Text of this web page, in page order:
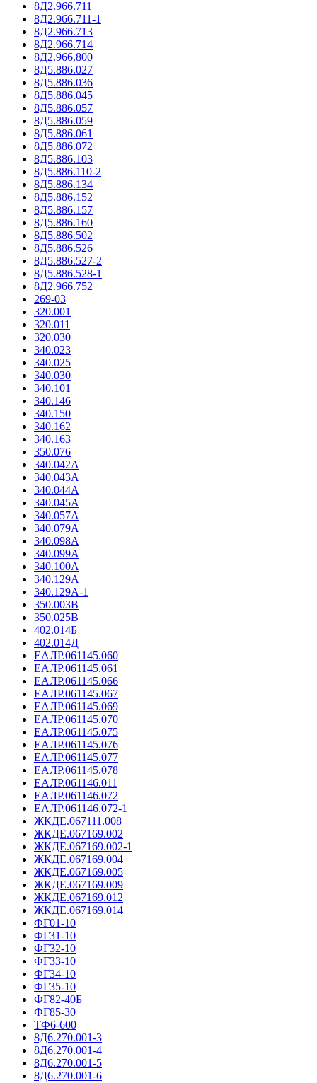
8Д2.966.711
8Д2.966.711-1
8Д2.966.713
8Д2.966.714
8Д2.966.800
8Д5.886.027
8Д5.886.036
8Д5.886.045
8Д5.886.057
8Д5.886.059
8Д5.886.061
8Д5.886.072
8Д5.886.103
8Д5.886.110-2
8Д5.886.134
8Д5.886.152
8Д5.886.157
8Д5.886.160
8Д5.886.502
8Д5.886.526
8Д5.886.527-2
8Д5.886.528-1
8Д2.966.752
269-03
320.001
320.011
320.030
340.023
340.025
340.030
340.101
340.146
340.150
340.162
340.163
350.076
340.042А
340.043А
340.044А
340.045А
340.057А
340.079А
340.098А
340.099А
340.100А
340.129А
340.129А-1
350.003В
350.025В
402.014Б
402.014Д
ЕАЛР.061145.060
ЕАЛР.061145.061
ЕАЛР.061145.066
ЕАЛР.061145.067
ЕАЛР.061145.069
ЕАЛР.061145.070
ЕАЛР.061145.075
ЕАЛР.061145.076
ЕАЛР.061145.077
ЕАЛР.061145.078
ЕАЛР.061146.011
ЕАЛР.061146.072
ЕАЛР.061146.072-1
ЖКДЕ.067111.008
ЖКДЕ.067169.002
ЖКДЕ.067169.002-1
ЖКДЕ.067169.004
ЖКДЕ.067169.005
ЖКДЕ.067169.009
ЖКДЕ.067169.012
ЖКДЕ.067169.014
ФГ01-10
ФГ31-10
ФГ32-10
ФГ33-10
ФГ34-10
ФГ35-10
ФГ82-40Б
ФГ85-30
ТФ6-600
8Д6.270.001-3
8Д6.270.001-4
8Д6.270.001-5
8Д6.270.001-6